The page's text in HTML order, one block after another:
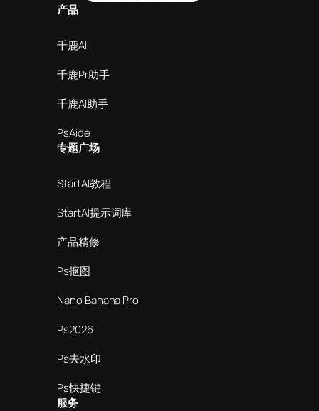
产品
千鹿AI
千鹿Pr助手
千鹿AI助手
PsAide
专题广场
StartAI教程
StartAI提示词库
产品精修
Ps抠图
Nano Banana Pro
Ps2026
Ps去水印
Ps快捷键
服务